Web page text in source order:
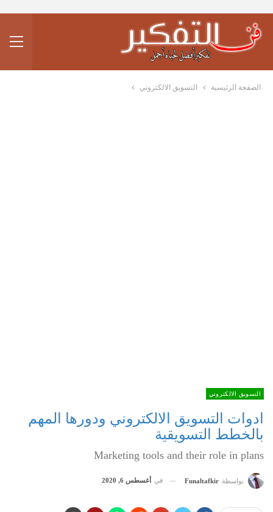
الصفحة الرئيسية التسويق الالكتروني
التسويق الالكتروني
ادوات التسويق الالكتروني ودورها المهم
بالخطط التسويقية
Marketing tools and their role in plans
بواسطة Funaltafkir في أغسطس 6, 2020